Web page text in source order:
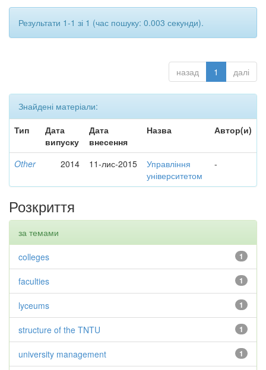
Результати 1-1 зі 1 (час пошуку: 0.003 секунди).
назад 1 далі
Знайдені матеріали:
Тип
Дата
випуску
Дата
внесення
Назва Автор(и)
Other 2014 11-лис-2015
Управління
університетом
-
Розкриття
за темами
1
colleges
1
faculties
1
lyceums
1
structure of the TNTU
1
university management